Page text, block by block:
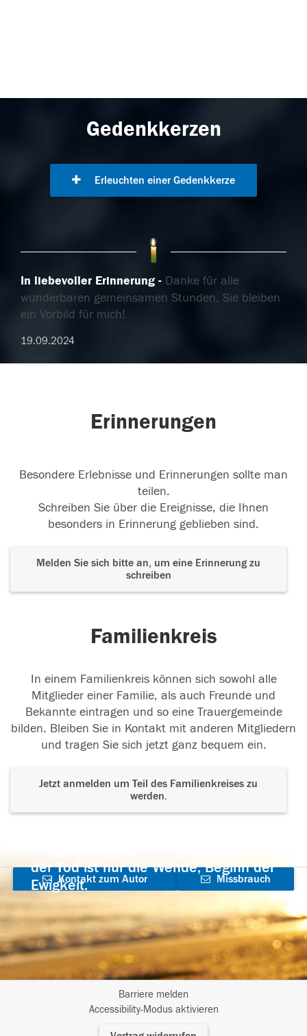
Gedenkkerzen
Erleuchten einer Gedenkkerze
In liebevoller Erinnerung
Danke für alle
wunderbaren gemeinsamen Stunden. Sie bleiben
ein Vorbild für mich!
19.09.2024
Erinnerungen
Besondere Erlebnisse und Erinnerungen sollte man
teilen.
Schreiben Sie über die Ereignisse, die Ihnen
besonders in Erinnerung geblieben sind.
Melden Sie sich bitte an, um eine Erinnerung zu
schreiben
Familienkreis
In einem Familienkreis können sich sowohl alle
Mitglieder einer Familie, als auch Freunde und
Bekannte eintragen und so eine Trauergemeinde
bilden. Bleiben Sie in Kontakt mit anderen Mitgliedern
und tragen Sie sich jetzt ganz bequem ein.
Jetzt anmelden um Teil des Familienkreises zu
werden.
der Tod ist nur die Wende, Beginn der
Ewigkeit.
Kontakt zum Autor
aufnehmen
Missbrauch
Barriere melden
Accessibility-Modus aktivieren